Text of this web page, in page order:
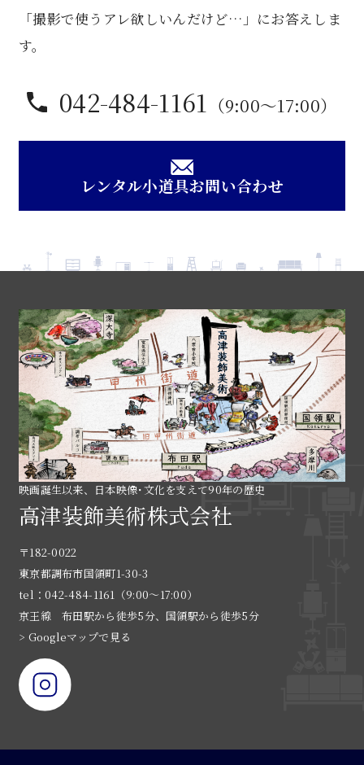
「撮影で使うアレ欲しいんだけど…」にお答えしま
す。
042-484-1161 （9:00〜17:00）
レンタル小道具お問い合わせ
映画誕生以来、日本映像･文化を支えて90年の歴史
高津装飾美術株式会社
〒182-0022
東京都調布市国領町1-30-3
tel：042-484-1161（9:00〜17:00）
京王線 布田駅から徒歩5分、国領駅から徒歩5分
> Googleマップで見る